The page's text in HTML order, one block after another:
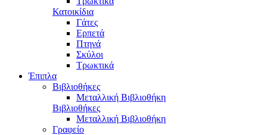
Κατοικίδια
Γάτες
Ερπετά
Πτηνά
Σκύλοι
Τρωκτικά
Έπιπλα
Βιβλιοθήκες
Μεταλλική Βιβλιοθήκη
Βιβλιοθήκες
Μεταλλική Βιβλιοθήκη
Γραφείο